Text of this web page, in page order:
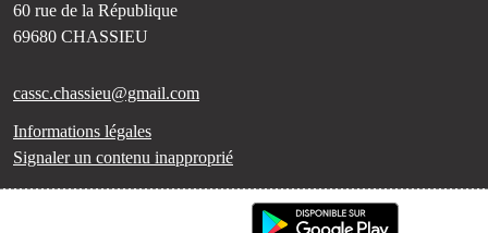
60 rue de la République
69680 CHASSIEU
cassc.chassieu@gmail.com
Informations légales
Signaler un contenu inapproprié